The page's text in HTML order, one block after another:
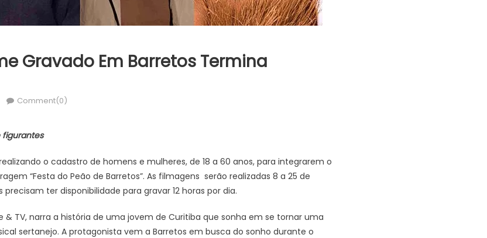
Gravado Em Barretos Termina
Comment(0)
figurantes
o cadastro de homens e mulheres, de 18 a 60 anos, para integrarem o
“Festa do Peão de Barretos”. As filmagens serão realizadas 8 a 25 de
ter disponibilidade para gravar 12 horas por dia.
& TV, narra a história de uma jovem de Curitiba que sonha em se tornar uma
sertanejo. A protagonista vem a Barretos em busca do sonho durante o